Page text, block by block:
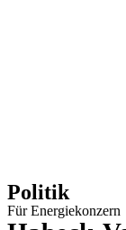
Politik
Für Energiekonzern